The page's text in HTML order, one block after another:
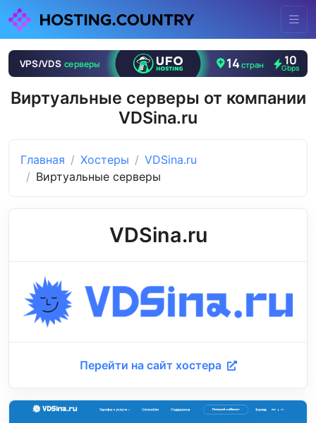
Виртуальные серверы от компании
VDSina.ru
Главная Хостеры
VDSina.ru
Виртуальные серверы
VDSina.ru
Перейти на сайт хостера